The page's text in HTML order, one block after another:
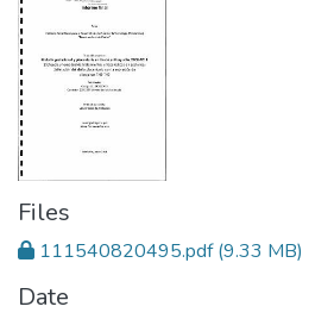
Files
111540820495.pdf(9.33 MB)
Date